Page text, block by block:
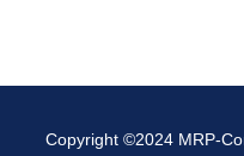
Copyright ©2024 MRP-